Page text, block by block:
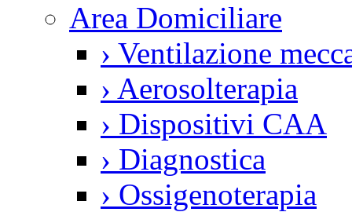
Area Domiciliare
› Ventilazione
› Aerosolterapia
› Dispositivi CAA
› Diagnostica
› Ossigenoterapia